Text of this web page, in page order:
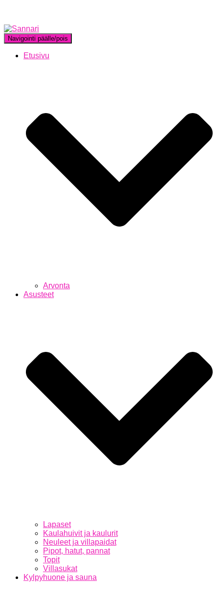
Navigointi päälle/pois
Etusivu
Arvonta
Asusteet
Lapaset
Kaulahuivit ja kaulurit
Neuleet ja villapaidat
Pipot, hatut, pannat
Topit
Villasukat
Kylpyhuone ja sauna